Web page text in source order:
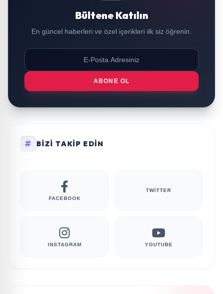
Bültene Katılın
En güncel haberleri ve özel içerikleri ilk siz öğrenin.
ABONE OL
BIZI TAKIP EDIN
FACEBOOK
TWITTER
INSTAGRAM YOUTUBE